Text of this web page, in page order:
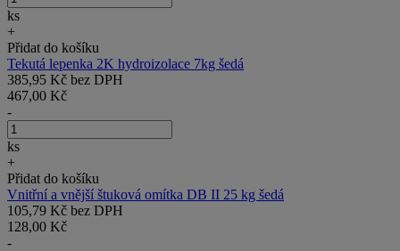
ks
+
Přidat do košíku
Tekutá lepenka 2K hydroizolace 7kg šedá
385,95 Kč bez DPH
467,00 Kč
-
ks
+
Přidat do košíku
Vnitřní a vnější štuková omítka DB II 25 kg šedá
105,79 Kč bez DPH
128,00 Kč
-